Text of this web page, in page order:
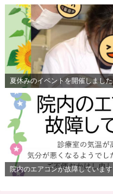
夏休みのイベントを開催しました
院内のエアコンが故障しています